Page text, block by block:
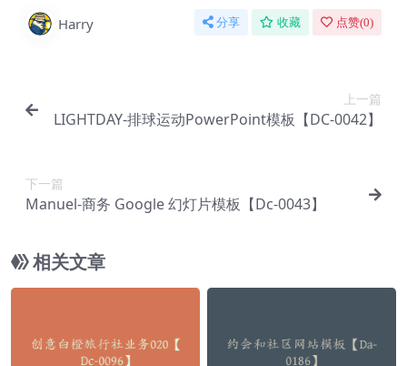
Harry 分享 收藏 点赞(0)
上一篇
LIGHTDAY-排球运动PowerPoint模板【DC-0042】
下一篇
Manuel-商务 Google 幻灯片模板【Dc-0043】
相关文章